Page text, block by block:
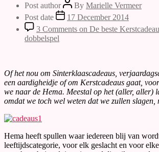
Post author By Marielle Vermeer
Post date
17 December 2014
3 Comments on De beste
dobbelspel
Of het nou om Sinterklaascadeaus,
een aardigheidje of om Kerstcadeaus gaat,
we naar de Hema. Meestal op het (aller, aller)
omdat we toch wel weten dat we zullen slagen,
Hema heeft spullen waar iedereen blij van
leeftijdscategorie, voor elk geslacht en voor